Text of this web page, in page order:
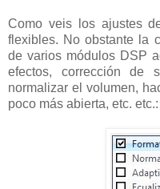
Como veis los ajustes
flexibles. No obstante la
de varios módulos DSP
efectos, corrección de
normalizar el volumen,
poco más abierta, etc. etc.: